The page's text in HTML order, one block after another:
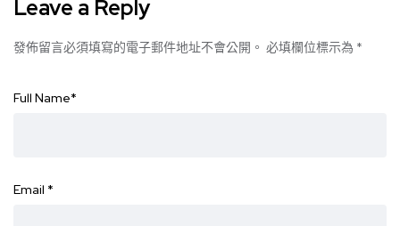
Leave a Reply
發佈留言必須填寫的電子郵件地址不會公開。 必填欄位標示為 *
Full Name*
Email *